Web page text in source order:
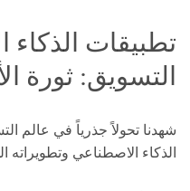
تطبيقات
التسويق: ثورة
شهدنا تحولاً جذرياً في عالم
الذكاء الاصطناعي وتطويراته